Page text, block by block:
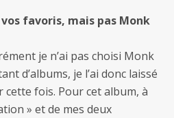
favoris, mais pas Monk
je n’ai pas choisi Monk
d’albums, je l’ai donc laissé
cette fois. Pour cet album, à
» et de mes deux